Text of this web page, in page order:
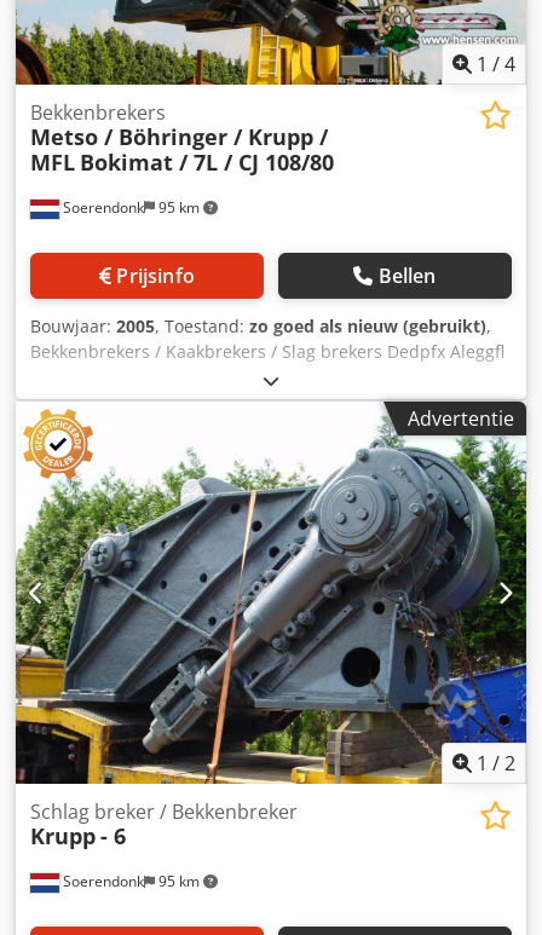
1 /4
Soerendonk 95 km
Bekkenbrekers
Metso / Böhringer / Krupp /
MFL Bokimat / 7L / CJ 108/80
Prijsinfo Bellen
Bouwjaar: 2005, Toestand: zo goed als nieuw (gebruikt),
Bekkenbrekers / Kaakbrekers / Slag brekers Dedpfx Aleggfl
Do Ssck Böhringer Bökimat 1.800 x 1.400 mm / Krupp 7L
1.250 x 900 mm / 2 St. Krupp 6 1.000 x 630 mm / Krupp 5N
800 x 180 mm / 2 St. Krupp 4 630 x 355 mm / Krupp 3N 500
x 140 mm / Metso GHH 1.200 x 900 mm / Maschinenfabrik
Liezen (MFL) CJ 108/80 / 2 St. Weserhütte EB 1.000 x 700 -
650 mm / Continental Nord CNS 1.000 x 300 mm / Neyrtec -
Neyrpic 820 x 640 mm / Bekkenbreker 700 x 500 mm / Sket
- Takraf KSB 800 x 180 mm / IBAG ES 800 x 150 mm / Tipex
750 x 150 mm / Kleemann SSTR 600 S 600 x 400 mm /
Zenith 600 x 400 mm / Parker 16" x 5" 400 x 130 mm /
Retsch BB2 - BB200 100 x 100 mm / Retsch BB1 - BB100 60
x 60 mm
Advertentie
1 /2
Soerendonk 95 km
Schlag breker / Bekkenbreker
Krupp- 6